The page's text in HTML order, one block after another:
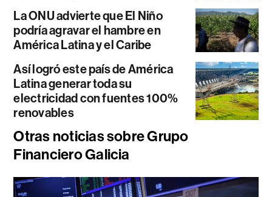
La ONU advierte que El Niño
podría agravar el hambre en
América Latina y el Caribe
Así logró este país de América
Latina generar toda su
electricidad con fuentes 100%
renovables
Otras noticias sobre Grupo
Financiero Galicia